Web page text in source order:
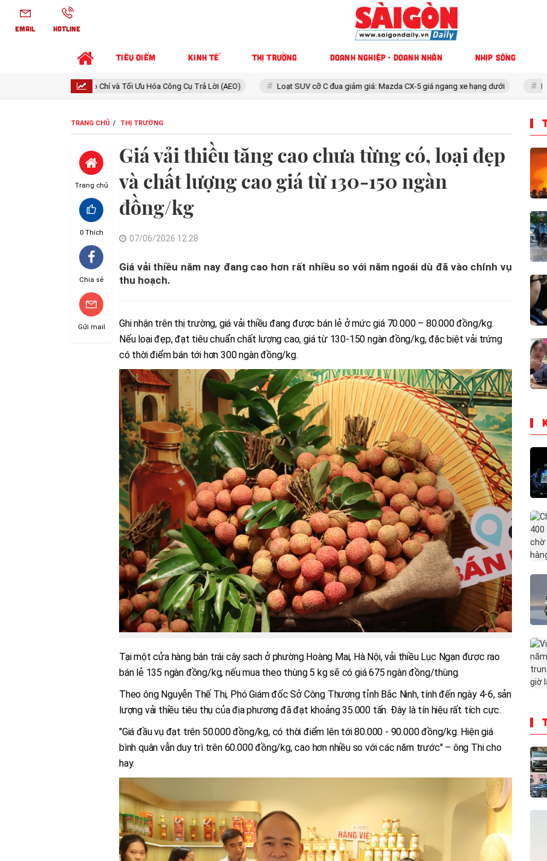
EMAIL HOTLINE
TIÊU ĐIỂM KINH TẾ THỊ TRƯỜNG DOANH NGHIỆP - DOANH NHÂN NHỊP SỐNG
Chí và Tối Ưu Hóa Công Cụ Trả Lời (AEO) Loạt SUV cỡ C đua giảm giá: Mazda CX-5 giá ngang xe hạng dưới Nhân chứng bàng
TRANG CHỦ THỊ TRƯỜNG
Trang chủ
0Thích
Chia sẻ
Gửi mail
Giá vải thiều tăng cao chưa từng có, loại đẹp
và chất lượng cao giá từ 130-150 ngàn
đồng/kg
07/06/2026 12:28
Giá vải thiều năm nay đang cao hơn rất nhiều so với năm ngoái dù đã vào chính vụ
thu hoạch.
Ghi nhận trên thị trường, giá vải thiều đang được bán lẻ ở mức giá 70.000 – 80.000 đồng/kg.
Nếu loại đẹp, đạt tiêu chuẩn chất lượng cao, giá từ 130-150 ngàn đồng/kg, đặc biệt vải trứng
có thời điểm bán tới hơn 300 ngàn đồng/kg.
Tại một cửa hàng bán trái cây sạch ở phường Hoàng Mai, Hà Nội, vải thiều Lục Ngạn được rao
bán lẻ 135 ngàn đồng/kg, nếu mua theo thùng 5 kg sẽ có giá 675 ngàn đồng/thùng.
Theo ông Nguyễn Thế Thi, Phó Giám đốc Sở Công Thương tỉnh Bắc Ninh, tính đến ngày 4-6, sản
lượng vải thiều tiêu thụ của địa phương đã đạt khoảng 35.000 tấn. Đây là tín hiệu rất tích cực.
"Giá đầu vụ đạt trên 50.000 đồng/kg, có thời điểm lên tới 80.000 - 90.000 đồng/kg. Hiện giá
bình quân vẫn duy trì trên 60.000 đồng/kg, cao hơn nhiều so với các năm trước" – ông Thi cho
hay.